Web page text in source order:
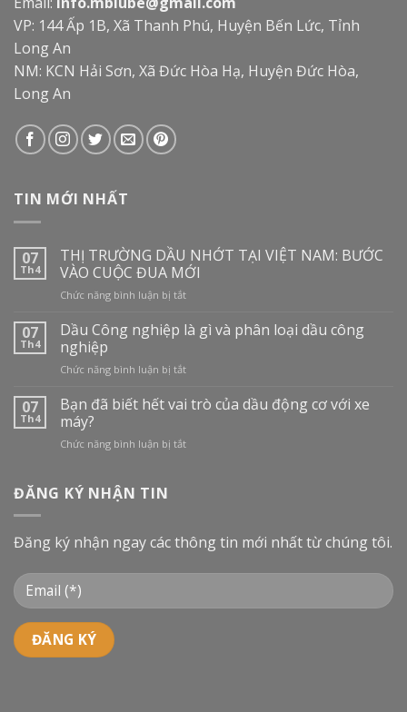
VP: 144 Ấp 1B, Xã Thanh Phú, Huyện Bến Lức, Tỉnh
Long An
NM: KCN Hải Sơn, Xã Đức Hòa Hạ, Huyện Đức Hòa,
Long An
TIN MỚI NHẤT
07
Th4
THỊ TRƯỜNG DẦU NHỚT TẠI VIỆT NAM: BƯỚC
VÀO CUỘC ĐUA MỚI
Chức năng bình luận bị tắtở
TRƯỜNG
DẦU
TẠI
NAM:
CUỘC
07
Th4
Dầu Công nghiệp là gì và phân loại dầu công
nghiệp
Chức năng bình luận bị tắtở
Công
nghiệp
gì
nghiệp
07
Th4
Bạn đã biết hết vai trò của dầu động cơ với xe
máy?
Chức năng bình luận bị tắtở
trò
của
với
ĐĂNG KÝ NHẬN TIN
Đăng ký nhận ngay các thông tin mới nhất từ chúng tôi.